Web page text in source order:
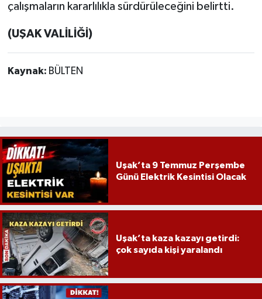
çalışmaların kararlılıkla sürdürüleceğini belirtti.
(UŞAK VALİLİĞİ)
Kaynak: BÜLTEN
Uşak’ta 9 Temmuz Perşembe
Günü Elektrik Kesintisi Olacak
Uşak’ta kaza kazayı getirdi:
çok sayıda kişi yaralandı